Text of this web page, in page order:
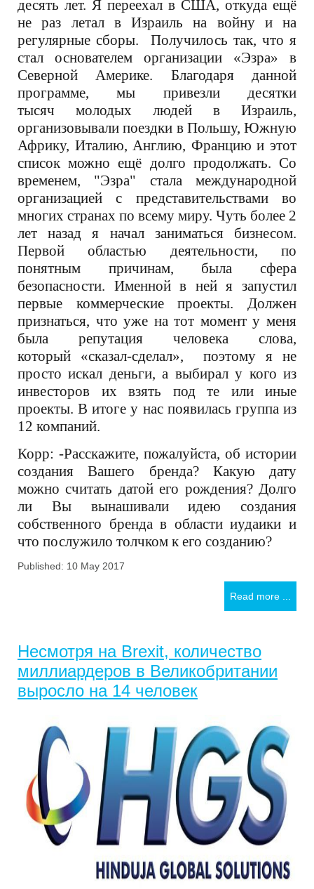
десять лет. Я переехал в США, откуда ещё
не раз летал в Израиль на войну и на
регулярные сборы. Получилось так, что я
стал основателем организации «Эзра» в
Северной Америке. Благодаря данной
программе, мы привезли десятки
тысяч молодых людей в Израиль,
организовывали поездки в Польшу, Южную
Африку, Италию, Англию, Францию и этот
список можно ещё долго продолжать. Со
временем, "Эзра" стала международной
организацией с представительствами во
многих странах по всему миру. Чуть более 2
лет назад я начал заниматься бизнесом.
Первой областью деятельности, по
понятным причинам, была сфера
безопасности. Именной в ней я запустил
первые коммерческие проекты. Должен
признаться, что уже на тот момент у меня
была репутация человека слова,
который «сказал-сделал», поэтому я не
просто искал деньги, а выбирал у кого из
инвесторов их взять под те или иные
проекты. В итоге у нас появилась группа из
12 компаний.
Корр: -Расскажите, пожалуйста, об истории
создания Вашего бренда? Какую дату
можно считать датой его рождения? Долго
ли Вы вынашивали идею создания
собственного бренда в области иудаики и
что послужило толчком к его созданию?
Published: 10 May 2017
Read more ...
Несмотря на Brexit, количество
миллиардеров в Великобритании
выросло на 14 человек